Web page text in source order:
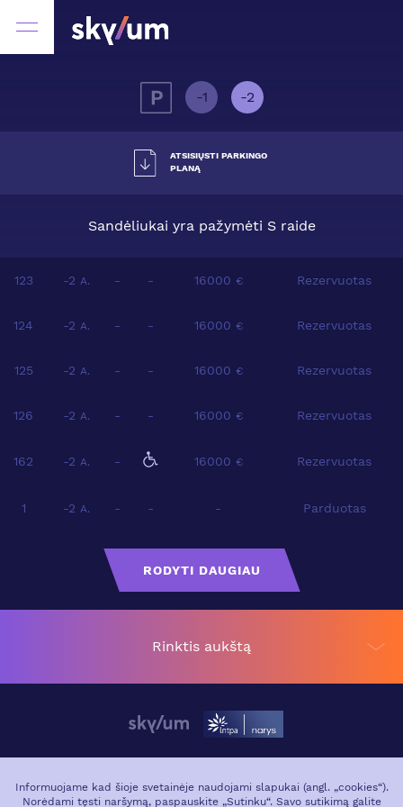
-1 -2
ATSISIŲSTI PARKINGO
PLANĄ
Sandėliukai yra pažymėti S raide
123 -2 A. - - 16000 € Rezervuotas
124 -2 A. - - 16000 € Rezervuotas
125 -2 A. - - 16000 € Rezervuotas
126 -2 A. - - 16000 € Rezervuotas
162 -2 A. - 16000 € Rezervuotas
1 -2 A. - - - Parduotas
RODYTI DAUGIAU
Rinktis aukštą
VIETA MIESTE
GALERIJA
Informuojame kad šioje svetainėje naudojami slapukai (angl. „cookies“).
Norėdami tęsti naršymą, paspauskite „Sutinku“. Savo sutikimą galite